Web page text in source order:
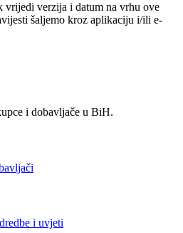
verzija i datum na vrhu ove
šaljemo kroz aplikaciju i/ili e-
i dobavljače u BiH.
i uvjeti